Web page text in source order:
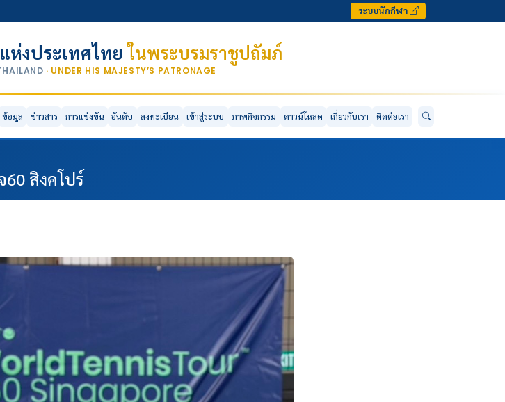
ระบบนักกีฬา
ห่งประเทศไทยในพระบรมราชูปถัมภ์
· UNDER HIS MAJESTY’S PATRONAGE
ข้อมูล ข่าวสาร การแข่งขัน อันดับ ลงทะเบียน เข้าสู่ระบบ ภาพกิจกรรม ดาวน์โหลด เกี่ยวกับเรา ติดต่อเรา
สิงคโปร์